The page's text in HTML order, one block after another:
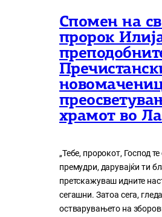
Спомен на
пророк
храмот во
„Тебе, пророкот, Господ
премудри, дарувајќи ти
претскажуваш идните
сегашни. Затоа сега,
остварувањето на